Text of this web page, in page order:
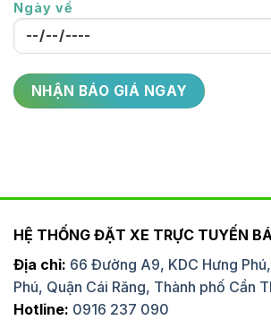
Ngày về
HỆ THỐNG ĐẶT XE TRỰC TUYẾN
Địa chỉ: 66 Đường A9, KDC Hưng
Phú, Quận Cái Răng, Thành phố Cần
Hotline: 0916 237 090